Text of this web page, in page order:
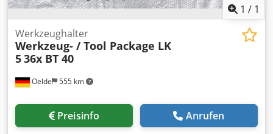
1 / 1
Oelde 555 km
Werkzeughalter
Werkzeug- / Tool Package LK
536x BT 40
Preisinfo Anrufen